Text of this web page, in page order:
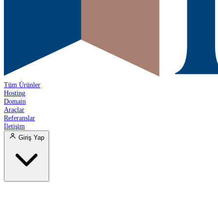
Tüm Ürünler
Hosting
Domain
Araçlar
Referanslar
İletişim
Giriş Yap